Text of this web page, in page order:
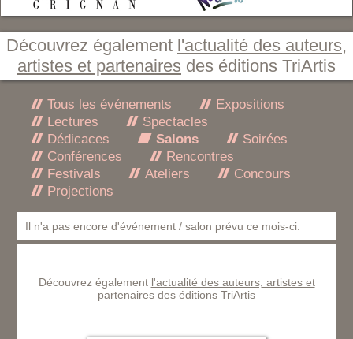
Découvrez également l'actualité des auteurs,
artistes et partenaires des éditions TriArtis
Tous les événements
Expositions
Lectures
Spectacles
Dédicaces
Salons
Soirées
Conférences
Rencontres
Festivals
Ateliers
Concours
Projections
Il n'a pas encore d'événement / salon prévu ce mois-ci.
Découvrez également l'actualité des auteurs, artistes et
partenaires des éditions TriArtis